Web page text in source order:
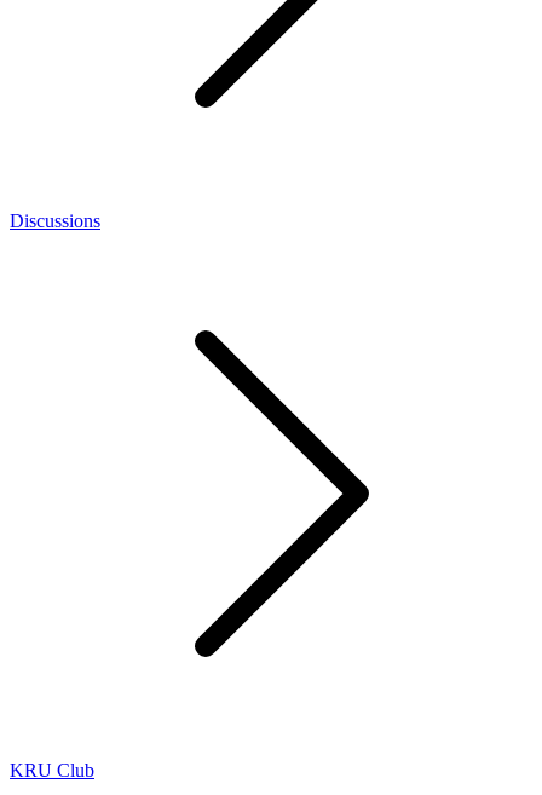
Discussions
KRU Club